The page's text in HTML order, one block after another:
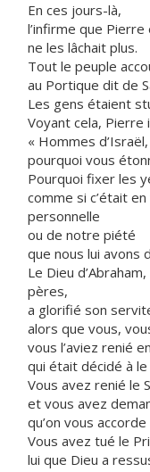
En ces jours-là,
l’infirme que
ne les lâchait plus.
Tout le peuple
au Portique dit de
Les gens étaient
Voyant cela, Pierre
« Hommes d’Israël,
pourquoi vous
Pourquoi fixer les
comme si c’était
personnelle
ou de notre piété
que nous lui avons
Le Dieu
pères,
a glorifié son
alors que vous,
vous l’aviez renié
qui était décidé à le
Vous avez renié le
et vous avez
qu’on vous
Vous avez tué le
lui que Dieu a